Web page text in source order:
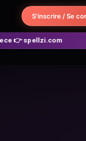
S'inscrire / Se
🎬 SPELLZI — AI